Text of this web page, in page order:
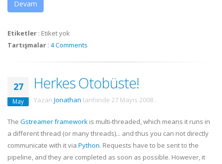
Devam
Etiketler : Etiket yok
Tartışmalar : 4 Comments
27
May
Herkes Otobüste!
Yazan Jonathan tarihinde 27 Mayıs 2008 .
The Gstreamerframework is multi-threaded, which means it runs in
a different thread (or many threads)... and thus you can not directly
communicate with it via Python. Requests have to be sent to the
pipeline, and they are completed as soon as possible. However, it